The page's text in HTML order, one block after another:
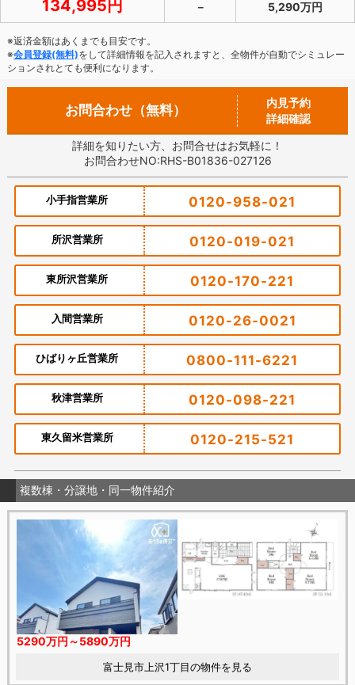
134,995円 － 5,290万円
※返済金額はあくまでも目安です。
※会員登録(無料)をして詳細情報を記入されますと、全物件が自動でシミュレー
ションされとても便利になります。
お問合わせ（無料）
内見予約
詳細確認
詳細を知りたい方、お問合せはお気軽に！
お問合わせNO:RHS-B01836-027126
小手指営業所 0120-958-021
所沢営業所 0120-019-021
東所沢営業所 0120-170-221
入間営業所 0120-26-0021
ひばりヶ丘営業所 0800-111-6221
秋津営業所 0120-098-221
東久留米営業所 0120-215-521
複数棟・分譲地・同一物件紹介
5290万円～5890万円
富士見市上沢1丁目の物件を見る